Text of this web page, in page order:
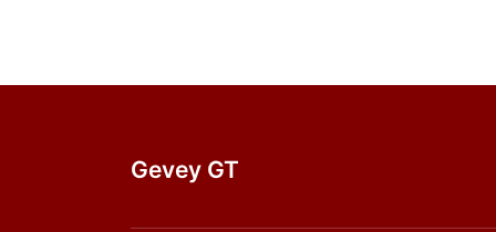
Gevey GT